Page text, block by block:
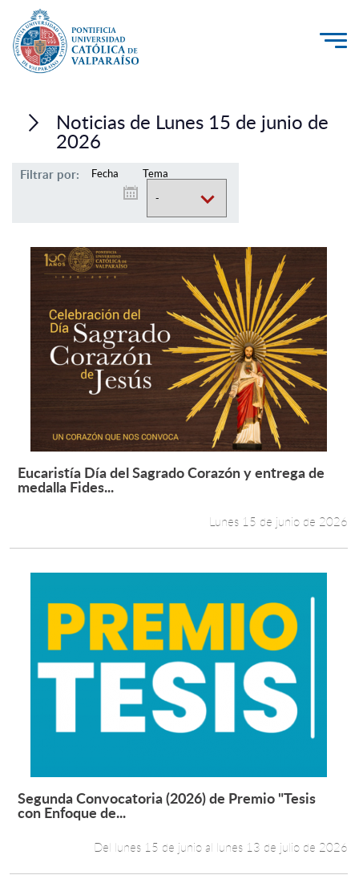
Investigación, Creación e Innovación
Vinculación con el Medio
Admisión
Postgrado
Formación Continua
Estudiantes
Académicos
Funcionarios
Alumni
Noticias de Lunes 15 de junio de
2026
Filtrar por: Fecha Tema
Leer más +
Eucaristía Día del Sagrado Corazón y entrega de
medalla Fides...
Lunes 15 de junio de 2026
Leer más +
Segunda Convocatoria (2026) de Premio "Tesis
con Enfoque de...
Del lunes 15 de junio al lunes 13 de julio de 2026